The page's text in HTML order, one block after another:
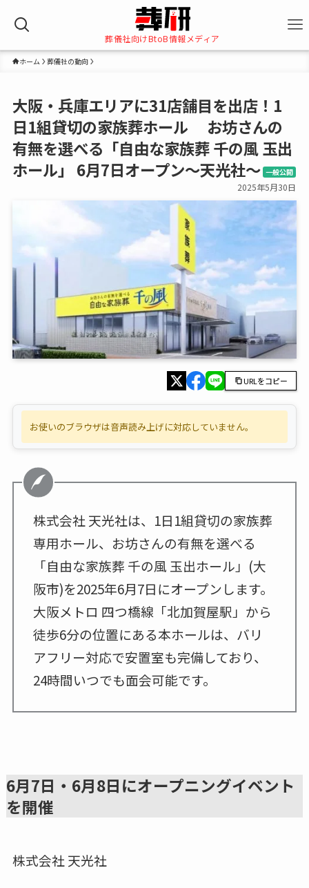
葬儀社向けBtoB情報メディア
ホーム 葬儀社の動向
大阪・兵庫エリアに31店舗目を出店！1
日1組貸切の家族葬ホール お坊さんの
有無を選べる「自由な家族葬 千の風 玉出
ホール」 6月7日オープン～天光社～ 一般公開
2025年5月30日
URLをコピー
お使いのブラウザは音声読み上げに対応していません。
株式会社 天光社は、1日1組貸切の家族葬
専用ホール、お坊さんの有無を選べる
「自由な家族葬 千の風 玉出ホール」(大
阪市)を2025年6月7日にオープンします。
大阪メトロ 四つ橋線「北加賀屋駅」から
徒歩6分の位置にある本ホールは、バリ
アフリー対応で安置室も完備しており、
24時間いつでも面会可能です。
6月7日・6月8日にオープニングイベント
を開催
株式会社 天光社